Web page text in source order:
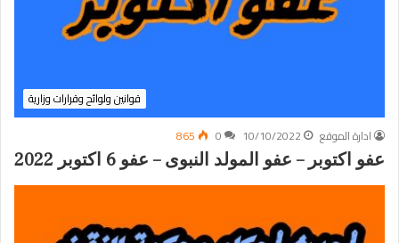
قوانين ولوائح وقرارات وزارية
ادارة الموقع
10/10/2022
0
865
عفو اكتوبر – عفو المولد النبوى – عفو 6 اكتوبر 2022